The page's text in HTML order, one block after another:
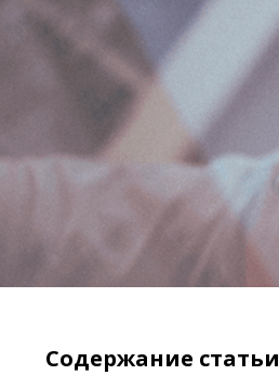
Содержание статьи